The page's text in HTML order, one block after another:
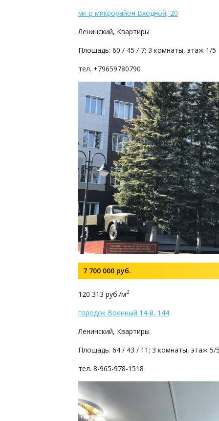
мк-р микрорайон Входной, 20
Ленинский, Квартиры
Площадь: 60 / 45 / 7; 3 комнаты, этаж 1/5
тел. +79659780790
7 700 000 руб.
120 313 руб./м2
городок Военный 14-й, 144
Ленинский, Квартиры
Площадь: 64 / 43 / 11; 3 комнаты, этаж 5/
тел. 8-965-978-1518